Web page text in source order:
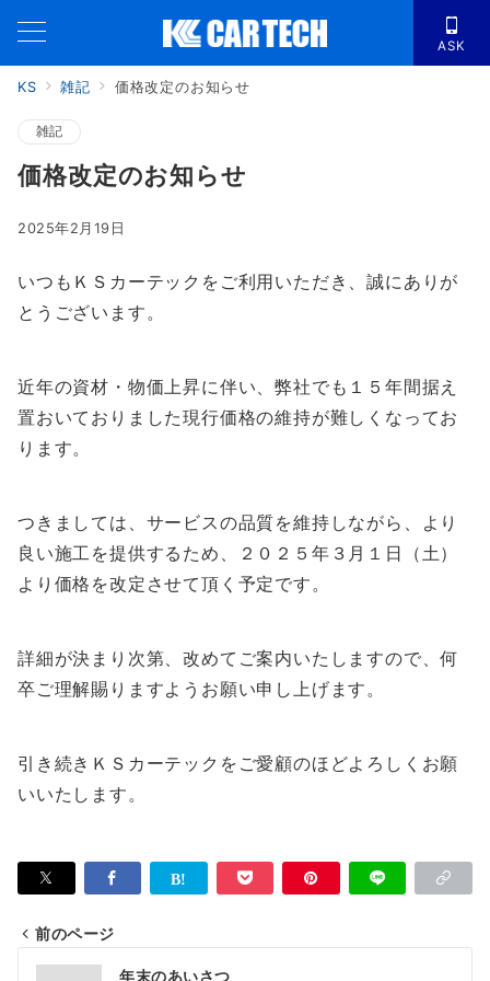
ASK
KS 雑記 価格改定のお知らせ
雑記
価格改定のお知らせ
2025年2月19日
いつもＫＳカーテックをご利用いただき、誠にありが
とうございます。
近年の資材・物価上昇に伴い、弊社でも１５年間据え
置おいておりました現行価格の維持が難しくなってお
ります。
つきましては、サービスの品質を維持しながら、より
良い施工を提供するため、２０２５年３月１日（土）
より価格を改定させて頂く予定です。
詳細が決まり次第、改めてご案内いたしますので、何
卒ご理解賜りますようお願い申し上げます。
引き続きＫＳカーテックをご愛顧のほどよろしくお願
いいたします。
投
前のページ
年末のあいさつ